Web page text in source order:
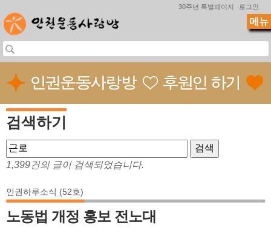
30주년 특별페이지 로그인
검색하기
1,399건의 글이 검색되었습니다.
인권하루소식 (52호)
노동법 개정 홍보 전노대
메뉴